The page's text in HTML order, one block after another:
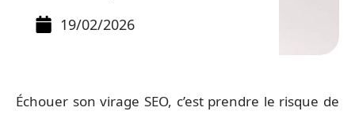
19/02/2026
Échouer son virage SEO, c’est prendre le risque de